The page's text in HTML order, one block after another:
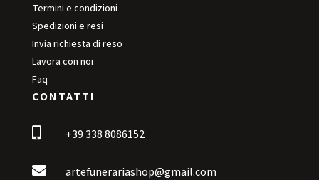
Termini e condizioni
Spedizioni e resi
Invia richiesta di reso
Lavora con noi
Faq
CONTATTI
 +39 338 8086152
 artefunerariashop@gmail.com